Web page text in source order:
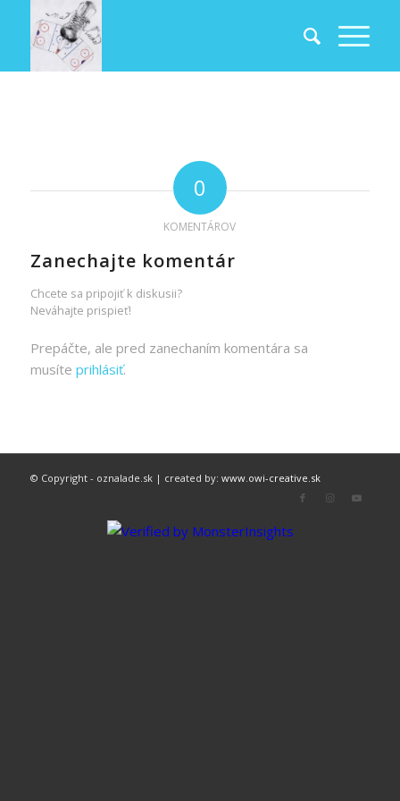
0
KOMENTÁROV
Zanechajte komentár
Chcete sa pripojiť k diskusii?
Neváhajte prispieť!
Prepáčte, ale pred zanechaním komentára sa
musíte prihlásiť.
© Copyright - oznalade.sk | created by: www.owi-creative.sk